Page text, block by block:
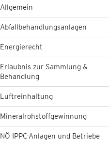
Allgemein
Abfallbehandlungsanlagen
Energierecht
Erlaubnis zur Sammlung &
Behandlung
Luftreinhaltung
Mineralrohstoffgewinnung
NÖ IPPC-Anlagen und Betriebe